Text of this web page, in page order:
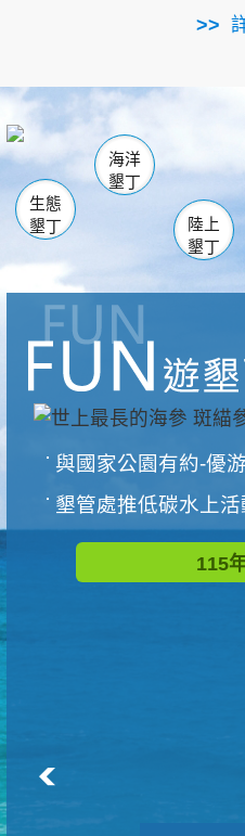
海生館
恆春
龍鑾潭自然中心
瓊麻館
關山
白砂
生態
墾丁
海洋
墾丁
陸上
墾丁
與國家公園有約-優
墾管處推低碳水上活動
115